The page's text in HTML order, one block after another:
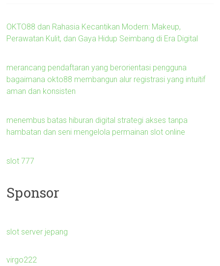
OKTO88 dan Rahasia Kecantikan Modern: Makeup,
Perawatan Kulit, dan Gaya Hidup Seimbang di Era Digital
merancang pendaftaran yang berorientasi pengguna
bagaimana okto88 membangun alur registrasi yang intuitif
aman dan konsisten
menembus batas hiburan digital strategi akses tanpa
hambatan dan seni mengelola permainan slot online
slot 777
Sponsor
slot server jepang
virgo222